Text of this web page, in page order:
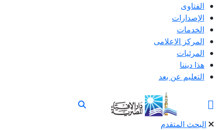
الفتاوى
الإصدارات
الخدمات
المركز الإعلامى
المرئيات
هذا ديننا
التعليم عن بعد
البحث المتقدم